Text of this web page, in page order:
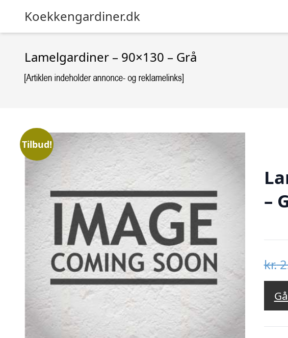
Koekkengardiner.dk
Lamelgardiner – 90×130 – Grå
Tilbud!
–
kr.